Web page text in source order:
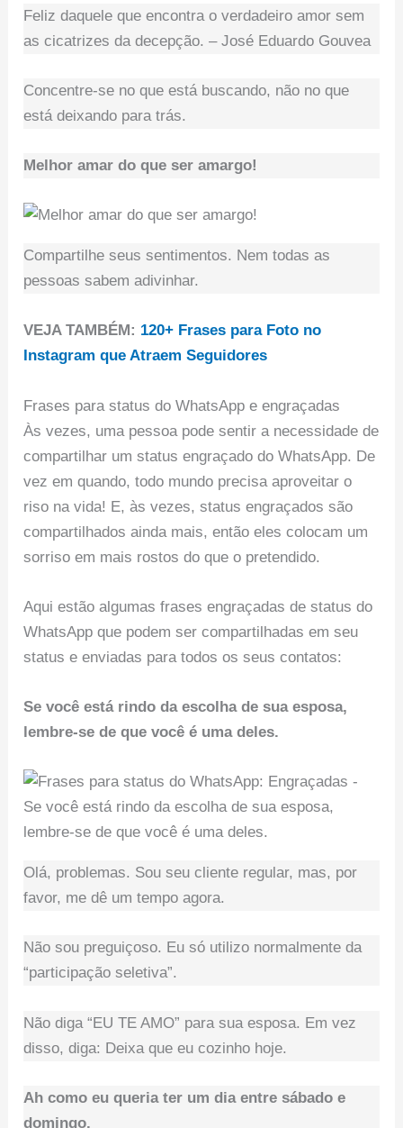
Feliz daquele que encontra o verdadeiro amor sem
as cicatrizes da decepção. – José Eduardo Gouvea
Concentre-se no que está buscando, não no que
está deixando para trás.
Melhor amar do que ser amargo!
Compartilhe seus sentimentos. Nem todas as
pessoas sabem adivinhar.
VEJA TAMBÉM: 120+ Frases para Foto no
Instagram que Atraem Seguidores
Frases para status do WhatsApp e engraçadas
Às vezes, uma pessoa pode sentir a necessidade de
compartilhar um status engraçado do WhatsApp. De
vez em quando, todo mundo precisa aproveitar o
riso na vida! E, às vezes, status engraçados são
compartilhados ainda mais, então eles colocam um
sorriso em mais rostos do que o pretendido.
Aqui estão algumas frases engraçadas de status do
WhatsApp que podem ser compartilhadas em seu
status e enviadas para todos os seus contatos:
Se você está rindo da escolha de sua esposa,
lembre-se de que você é uma deles.
Olá, problemas. Sou seu cliente regular, mas, por
favor, me dê um tempo agora.
Não sou preguiçoso. Eu só utilizo normalmente da
“participação seletiva”.
Não diga “EU TE AMO” para sua esposa. Em vez
disso, diga: Deixa que eu cozinho hoje.
Ah como eu queria ter um dia entre sábado e
domingo.